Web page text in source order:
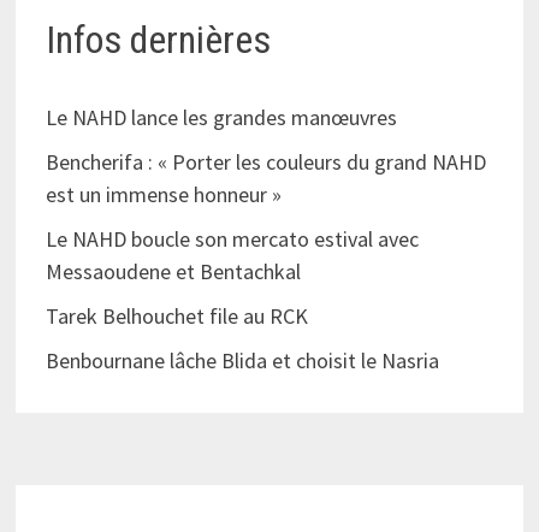
Infos dernières
Le NAHD lance les grandes manœuvres
Bencherifa : « Porter les couleurs du grand NAHD
est un immense honneur »
Le NAHD boucle son mercato estival avec
Messaoudene et Bentachkal
Tarek Belhouchet file au RCK
Benbournane lâche Blida et choisit le Nasria